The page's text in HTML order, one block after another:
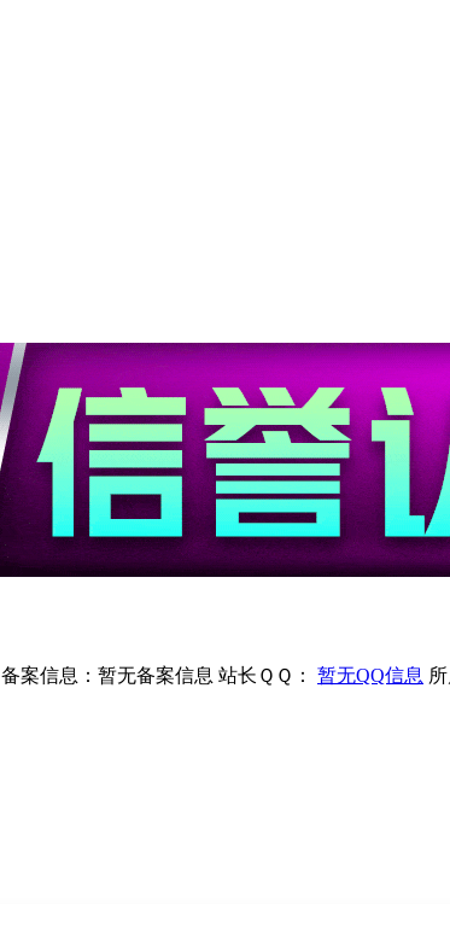
备案信息： 暂无备案信息 站长ＱＱ： 暂无QQ信息